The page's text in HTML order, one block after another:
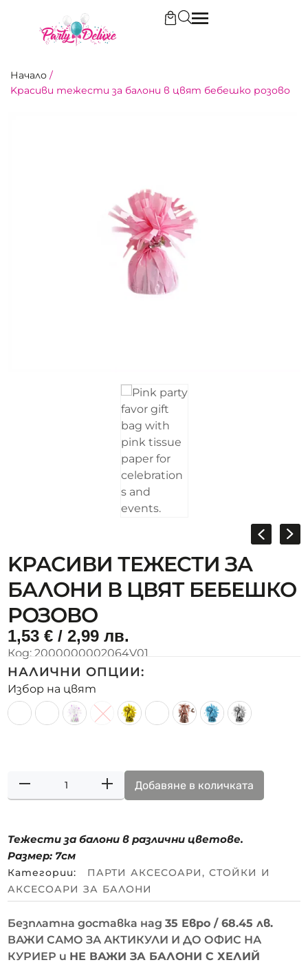
Начало /
Kрасиви тежести за балони в цвят бебешко розово
KРАСИВИ ТЕЖЕСТИ ЗА
БАЛОНИ В ЦВЯТ БЕБЕШКО
РОЗОВО
1,53€ / 2,99 лв.
Код: 2000000002064V01
НАЛИЧНИ ОПЦИИ:
Избор на цвят
Добавяне в количката
Тежести за балони в различни цветове.
Размер: 7см
Категории: ПАРТИ АКСЕСОАРИ,СТОЙКИ И
АКСЕСОАРИ ЗА БАЛОНИ
Безплатна доставка над35 Евро / 68.45 лв.
ВАЖИ САМО ЗА АКТИКУЛИ И ДО ОФИС НА
КУРИЕР и НЕ ВАЖИ ЗА БАЛОНИ С ХЕЛИЙ